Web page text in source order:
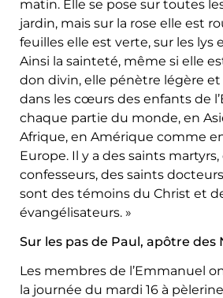
matin. Elle se pose sur toutes
jardin, mais sur la rose elle est
feuilles elle est verte, sur les lys
Ainsi la sainteté, même si elle
don divin, elle pénètre légère
dans les cœurs des enfants de
chaque partie du monde, en
Afrique, en Amérique comme
Europe. Il y a des saints
confesseurs, des saints docteurs
sont des témoins du Christ et
évangélisateurs. »
Sur les pas de Paul, apôtre des
Les membres de l’Emmanuel
la journée du mardi 16 à